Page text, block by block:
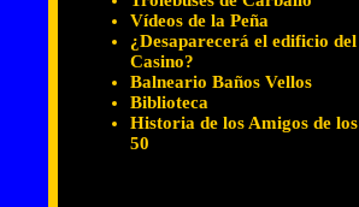
Vídeos de la Peña
¿Desaparecerá el edificio del
Casino?
Balneario Baños Vellos
Biblioteca
Historia de los Amigos de los
50